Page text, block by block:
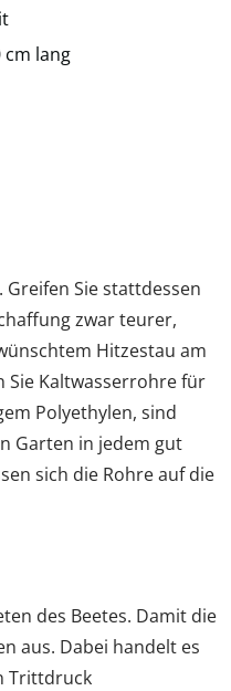
cm lang
Sie stattdessen
zwar teurer,
Hitzestau am
Sie Kaltwasserrohre für
Polyethylen, sind
Garten in jedem gut
sich die Rohre auf die
des Beetes. Damit die
aus. Dabei handelt es
Trittdruck